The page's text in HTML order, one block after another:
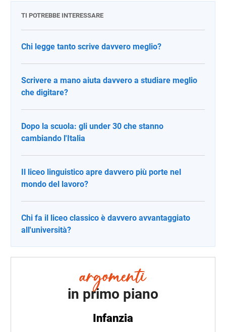
TI POTREBBE INTERESSARE
Chi legge tanto scrive davvero meglio?
Scrivere a mano aiuta davvero a studiare meglio
che digitare?
Dopo la scuola: gli under 30 che stanno
cambiando l'Italia
Il liceo linguistico apre davvero più porte nel
mondo del lavoro?
Chi fa il liceo classico è davvero avvantaggiato
all'università?
in primo piano
Infanzia